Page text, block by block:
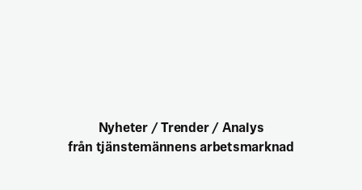
Nyheter / Trender / Analys
från tjänstemännens arbetsmarknad